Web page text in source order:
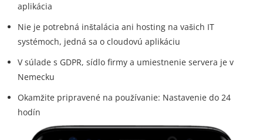
aplikácia
Nie je potrebná inštalácia ani hosting na vašich IT
systémoch, jedná sa o cloudovú aplikáciu
V súlade s GDPR, sídlo firmy a umiestnenie servera je v
Nemecku
Okamžite pripravené na používanie: Nastavenie do 24
hodín